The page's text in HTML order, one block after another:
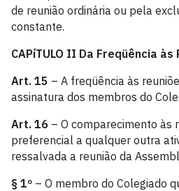
de reunião ordinária ou pela
constante.
CAPíTULO II Da Freqüência às
Art. 15 – A freqüência às
assinatura dos membros do
Art. 16 – O comparecimento às
preferencial a qualquer outra
ressalvada a reunião da
§ 1º – O membro do Colegiado